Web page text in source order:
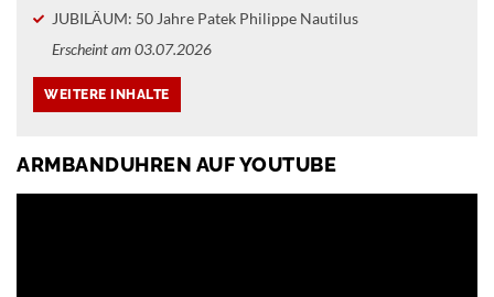
JUBILÄUM: 50 Jahre Patek Philippe Nautilus
Erscheint am 03.07.2026
ARMBANDUHREN AUF YOUTUBE